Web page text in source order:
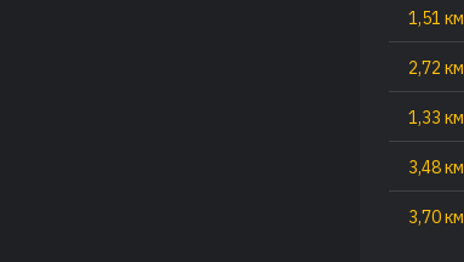
1,51 км
2,72 км
1,33 км
3,48 км
3,70 км